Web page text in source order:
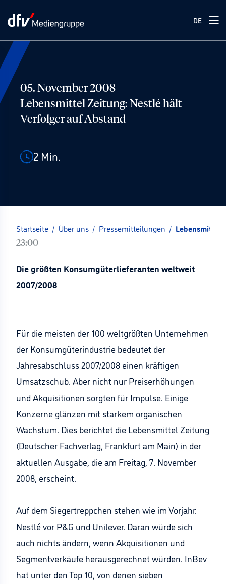
DE
05. November 2008
Lebensmittel Zeitung: Nestlé hält
Verfolger auf Abstand
2 Min.
Startseite / Über uns / Pressemitteilungen / Lebensmittel
23:00
Die größten Konsumgüterlieferanten weltweit
2007/2008
Für die meisten der 100 weltgrößten Unternehmen
der Konsumgüterindustrie bedeutet der
Jahresabschluss 2007/2008 einen kräftigen
Umsatzschub. Aber nicht nur Preiserhöhungen
und Akquisitionen sorgten für Impulse. Einige
Konzerne glänzen mit starkem organischen
Wachstum. Dies berichtet die Lebensmittel Zeitung
(Deutscher Fachverlag, Frankfurt am Main) in der
aktuellen Ausgabe, die am Freitag, 7. November
2008, erscheint.
Auf dem Siegertreppchen stehen wie im Vorjahr:
Nestlé vor P&G und Unilever. Daran würde sich
auch nichts ändern, wenn Akquisitionen und
Segmentverkäufe herausgerechnet würden. InBev
hat unter den Top 10, von denen sieben